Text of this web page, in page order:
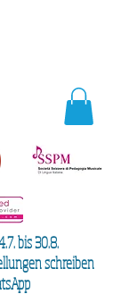
bis 30.8.
schreiben